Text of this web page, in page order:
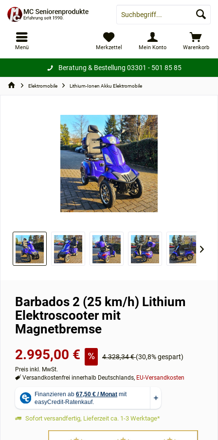
Beratung & Bestellung 03301 - 501 85 85
Warenkorb
Merkzettel Mein Konto
Menü
Elektromobile Lithium-Ionen Akku Elektromobile
Barbados 2 (25 km/h) Lithium
Elektroscooter mit
Magnetbremse
2.995,00 € 4.328,34 €(30,8% gespart)
Preis inkl. MwSt.
Versandkostenfrei innerhalb Deutschlands, EU-Versandkosten
Sofort versandfertig, Lieferzeit ca. 1-3 Werktage*